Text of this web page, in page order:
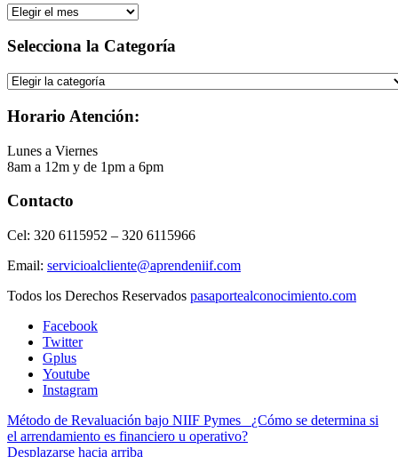
Historico
Archivos
Selecciona la Categoría
Selecciona
Categoría
Horario Atención:
Lunes a Viernes
8am a 12m y de 1pm a 6pm
Contacto
Cel: 320 6115952 – 320 6115966
Email: servicioalcliente@aprendeniif.com
Todos los Derechos Reservados pasaportealconocimiento.com
Facebook
Twitter
Gplus
Youtube
Instagram
Método de Revaluación bajo NIIF Pymes
¿Cómo se determina si
el arrendamiento es financiero u operativo?
Desplazarse hacia arriba